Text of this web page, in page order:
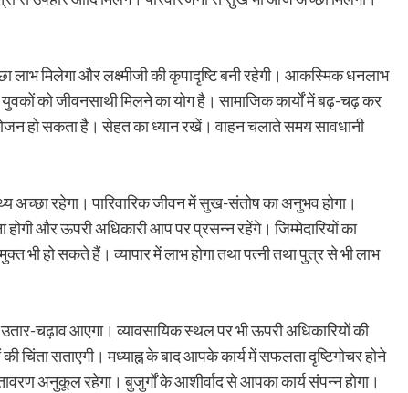
लाभ मिलेगा और लक्ष्मीजी की कृपादृष्टि बनी रहेगी। आकस्मिक धनलाभ
को जीवनसाथी मिलने का योग है। सामाजिक कार्यों में बढ़-चढ़ कर
हो सकता है। सेहत का ध्यान रखें। वाहन चलाते समय सावधानी
अच्छा रहेगा। पारिवारिक जीवन में सुख-संतोष का अनुभव होगा।
और ऊपरी अधिकारी आप पर प्रसन्न रहेंगे। जिम्मेदारियों का
भी हो सकते हैं। व्यापार में लाभ होगा तथा पत्नी तथा पुत्र से भी लाभ
चढ़ाव आएगा। व्यावसायिक स्थल पर भी ऊपरी अधिकारियों की
सताएगी। मध्याह्न के बाद आपके कार्य में सफलता दृष्टिगोचर होने
अनुकूल रहेगा। बुजुर्गों के आशीर्वाद से आपका कार्य संपन्न होगा।